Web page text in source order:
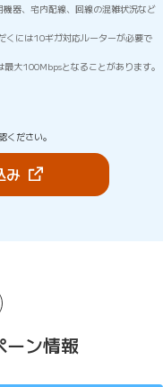
器、宅内配線、回線の混雑状況など
くには10ギガ対応ルーターが必要で
大100Mbpsとなることがあります。
ください。
み（新しいタブで開き
ーン情報